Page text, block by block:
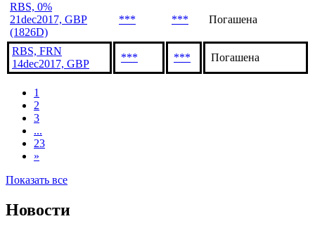
RBS, 0%
21dec2017, GBP
(1826D)
*** *** Погашена
RBS, FRN
14dec2017, GBP
*** *** Погашена
1
2
3
...
23
»
Показать все
Новости